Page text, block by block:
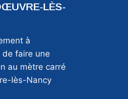
LÈS-
à
faire une
au mètre carré
lès-Nancy